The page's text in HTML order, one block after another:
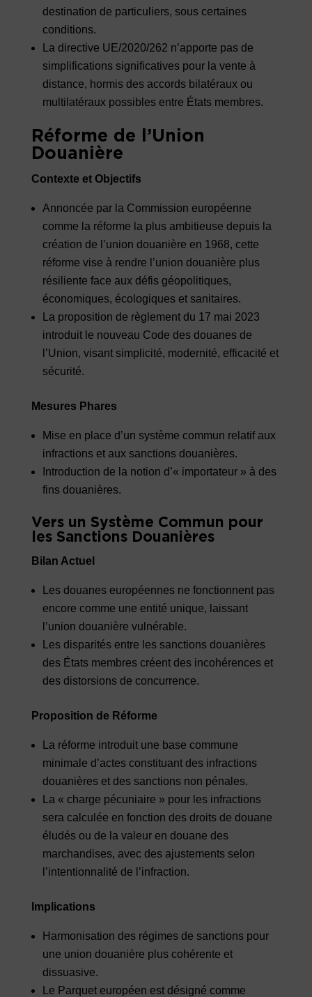
destination de particuliers, sous certaines
conditions.
La directive UE/2020/262 n’apporte pas de
simplifications significatives pour la vente à
distance, hormis des accords bilatéraux ou
multilatéraux possibles entre États membres.
Réforme de l’Union
Douanière
Contexte et Objectifs
Annoncée par la Commission européenne
comme la réforme la plus ambitieuse depuis la
création de l’union douanière en 1968, cette
réforme vise à rendre l’union douanière plus
résiliente face aux défis géopolitiques,
économiques, écologiques et sanitaires.
La proposition de règlement du 17 mai 2023
introduit le nouveau Code des douanes de
l’Union, visant simplicité, modernité, efficacité et
sécurité.
Mesures Phares
Mise en place d’un système commun relatif aux
infractions et aux sanctions douanières.
Introduction de la notion d’« importateur » à des
fins douanières.
Vers un Système Commun pour
les Sanctions Douanières
Bilan Actuel
Les douanes européennes ne fonctionnent pas
encore comme une entité unique, laissant
l’union douanière vulnérable.
Les disparités entre les sanctions douanières
des États membres créent des incohérences et
des distorsions de concurrence.
Proposition de Réforme
La réforme introduit une base commune
minimale d’actes constituant des infractions
douanières et des sanctions non pénales.
La « charge pécuniaire » pour les infractions
sera calculée en fonction des droits de douane
éludés ou de la valeur en douane des
marchandises, avec des ajustements selon
l’intentionnalité de l’infraction.
Implications
Harmonisation des régimes de sanctions pour
une union douanière plus cohérente et
dissuasive.
Le Parquet européen est désigné comme